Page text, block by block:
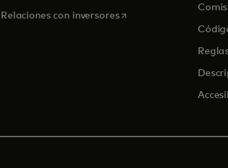
Relaciones con inversoresse abre en una pestaña